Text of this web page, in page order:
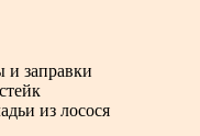
заправки
из лосося